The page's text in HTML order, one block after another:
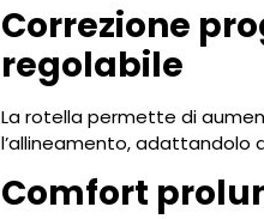
Correzione
regolabile
La rotella permette di
l’allineamento, adattandolo
Comfort